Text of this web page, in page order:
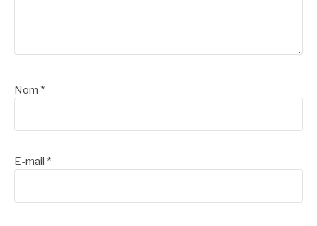
Nom *
E-mail *